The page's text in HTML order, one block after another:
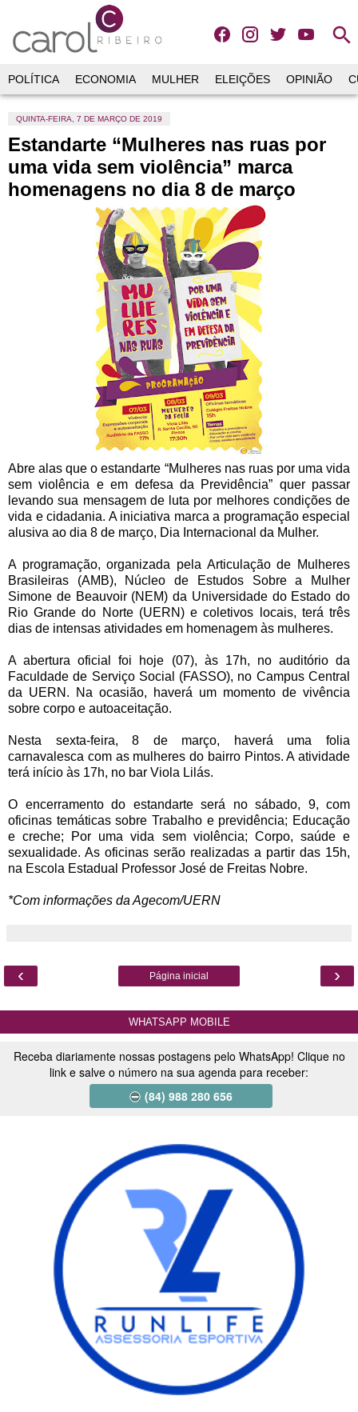
search
POLÍTICA ECONOMIA MULHER ELEIÇÕES OPINIÃO
QUINTA-FEIRA, 7 DE MARÇO DE 2019
Estandarte “Mulheres nas ruas por
uma vida sem violência” marca
homenagens no dia 8 de março
Abre alas que o estandarte “Mulheres nas ruas por uma vida
sem violência e em defesa da Previdência” quer passar
levando sua mensagem de luta por melhores condições de
vida e cidadania. A iniciativa marca a programação especial
alusiva ao dia 8 de março, Dia Internacional da Mulher.
A programação, organizada pela Articulação de Mulheres
Brasileiras (AMB), Núcleo de Estudos Sobre a Mulher
Simone de Beauvoir (NEM) da Universidade do Estado do
Rio Grande do Norte (UERN) e coletivos locais, terá três
dias de intensas atividades em homenagem às mulheres.
A abertura oficial foi hoje (07), às 17h, no auditório da
Faculdade de Serviço Social (FASSO), no Campus Central
da UERN. Na ocasião, haverá um momento de vivência
sobre corpo e autoaceitação.
Nesta sexta-feira, 8 de março, haverá uma folia
carnavalesca com as mulheres do bairro Pintos. A atividade
terá início às 17h, no bar Viola Lilás.
O encerramento do estandarte será no sábado, 9, com
oficinas temáticas sobre Trabalho e previdência; Educação
e creche; Por uma vida sem violência; Corpo, saúde e
sexualidade. As oficinas serão realizadas a partir das 15h,
na Escola Estadual Professor José de Freitas Nobre.
*Com informações da Agecom/UERN
‹ ›
Página inicial
WHATSAPP MOBILE
Receba diariamente nossas postagens pelo WhatsApp! Clique no
link e salve o número na sua agenda para receber:
(84) 988 280 656